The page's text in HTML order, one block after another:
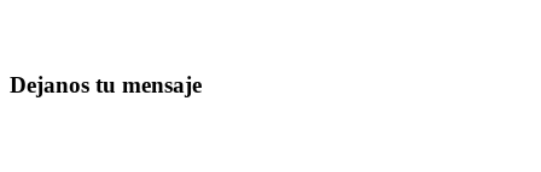
Dejanos tu mensaje